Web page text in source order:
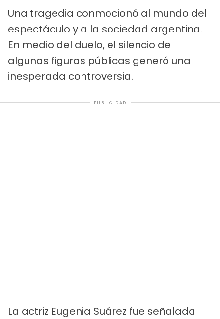
Una tragedia conmocionó al mundo del
espectáculo y a la sociedad argentina.
En medio del duelo, el silencio de
algunas figuras públicas generó una
inesperada controversia.
PUBLICIDAD
La actriz Eugenia Suárez fue señalada